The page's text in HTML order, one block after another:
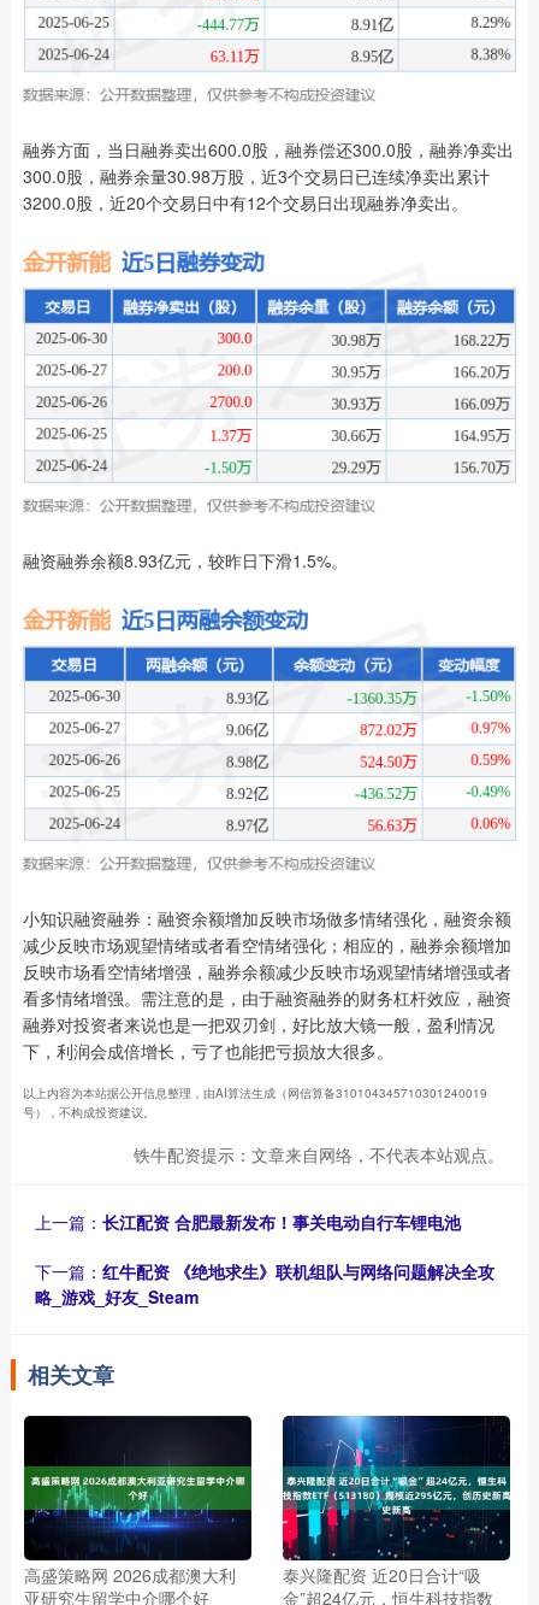
融券方面，当日融券卖出600.0股，融券偿还300.0股，融券净卖出
300.0股，融券余量30.98万股，近3个交易日已连续净卖出累计
3200.0股，近20个交易日中有12个交易日出现融券净卖出。
融资融券余额8.93亿元，较昨日下滑1.5%。
小知识融资融券：融资余额增加反映市场做多情绪强化，融资余额
减少反映市场观望情绪或者看空情绪强化；相应的，融券余额增加
反映市场看空情绪增强，融券余额减少反映市场观望情绪增强或者
看多情绪增强。需注意的是，由于融资融券的财务杠杆效应，融资
融券对投资者来说也是一把双刃剑，好比放大镜一般，盈利情况
下，利润会成倍增长，亏了也能把亏损放大很多。
以上内容为本站据公开信息整理，由AI算法生成（网信算备310104345710301240019
号），不构成投资建议。
铁牛配资提示：文章来自网络，不代表本站观点。
上一篇： 长江配资 合肥最新发布！事关电动自行车锂电池
下一篇： 红牛配资 《绝地求生》联机组队与网络问题解决全攻
略_游戏_好友_Steam
相关文章
高盛策略网 2026成都澳大利
亚研究生留学中介哪个好
泰兴隆配资 近20日合计“吸
金”超24亿元，恒生科技指数